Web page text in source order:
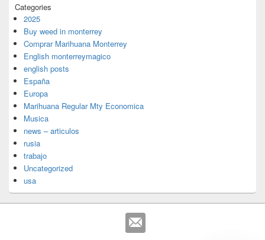
Categories
2025
Buy weed in monterrey
Comprar Marihuana Monterrey
English monterreymagico
english posts
España
Europa
Marihuana Regular Mty Economica
Musica
news – articulos
rusia
trabajo
Uncategorized
usa